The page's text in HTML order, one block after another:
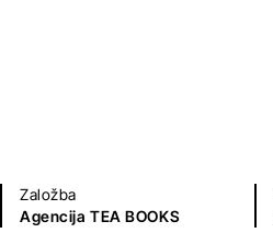
Založba
Agencija TEA BOOKS